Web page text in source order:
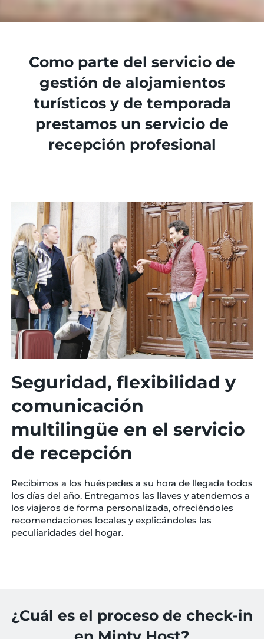
Como parte del servicio de
gestión de alojamientos
turísticos y de temporada
prestamos un servicio de
recepción profesional
Seguridad, flexibilidad y
comunicación
multilingüe en el servicio
de recepción
Recibimos a los huéspedes a su hora de llegada todos
los días del año. Entregamos las llaves y atendemos a
los viajeros de forma personalizada, ofreciéndoles
recomendaciones locales y explicándoles las
peculiaridades del hogar.
¿Cuál es el proceso de check-in